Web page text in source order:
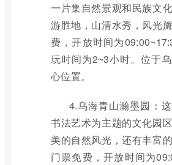
一片集自然景观和民族文
游胜地，山清水秀，风光
费，开放时间为
玩时间为2~3小时。位于
心位置。
4.乌海青山瀚墨园：
书法艺术为主题的文化园
美的自然风光，还有丰富的
门票免费，开放时间为